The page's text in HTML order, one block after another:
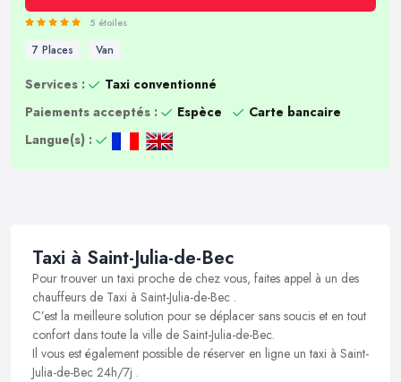
5 étoiles
7 Places Van
Services :
Taxi conventionné
Paiements acceptés :
Espèce
Carte bancaire
Langue(s) :
Taxi à Saint-Julia-de-Bec
Pour trouver un taxi proche de chez vous, faites appel à un des
chauffeurs de Taxi à Saint-Julia-de-Bec .
C’est la meilleure solution pour se déplacer sans soucis et en tout
confort dans toute la ville de Saint-Julia-de-Bec.
Il vous est également possible de réserver en ligne un taxi à Saint-
Julia-de-Bec 24h/7j .